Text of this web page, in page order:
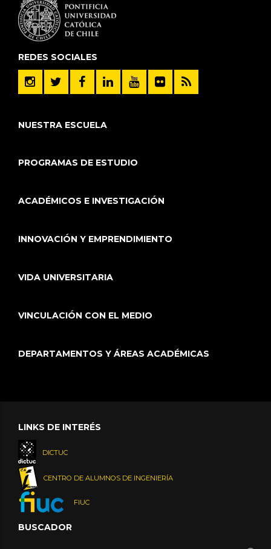
REDES SOCIALES
NUESTRA ESCUELA
PROGRAMAS DE ESTUDIO
ACADÉMICOS E INVESTIGACIÓN
INNOVACIÓN Y EMPRENDIMIENTO
VIDA UNIVERSITARIA
VINCULACIÓN CON EL MEDIO
DEPARTAMENTOS Y ÁREAS ACADÉMICAS
LINKS DE INTERÉS
DICTUC
CENTRO DE ALUMNOS DE INGENIERÍA
FIUC
BUSCADOR